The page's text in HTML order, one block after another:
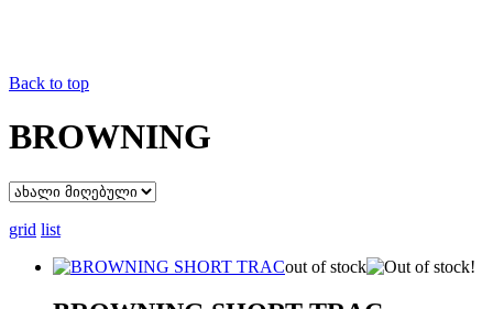
Back to top
BROWNING
grid list
out of stock